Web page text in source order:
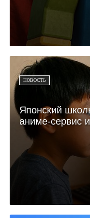
НОВОСТЬ
Японский
аниме-сервис